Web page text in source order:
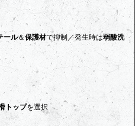
ール＆保護材で抑制／発生時は弱酸洗
トップを選択